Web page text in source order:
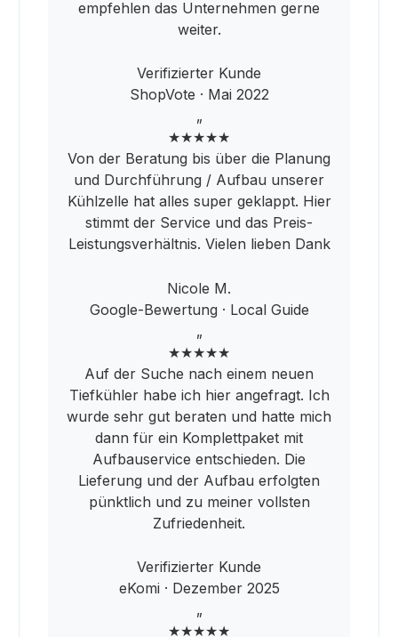
empfehlen das Unternehmen gerne
weiter.
Verifizierter Kunde
ShopVote · Mai 2022
„
★★★★★
Von der Beratung bis über die Planung
und Durchführung / Aufbau unserer
Kühlzelle hat alles super geklappt. Hier
stimmt der Service und das Preis-
Leistungsverhältnis. Vielen lieben Dank
Nicole M.
Google-Bewertung · Local Guide
„
★★★★★
Auf der Suche nach einem neuen
Tiefkühler habe ich hier angefragt. Ich
wurde sehr gut beraten und hatte mich
dann für ein Komplettpaket mit
Aufbauservice entschieden. Die
Lieferung und der Aufbau erfolgten
pünktlich und zu meiner vollsten
Zufriedenheit.
Verifizierter Kunde
eKomi · Dezember 2025
„
★★★★★